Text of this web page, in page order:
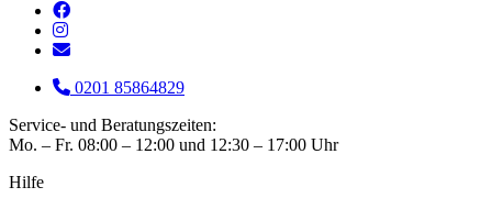
0201 85864829
Service- und Beratungszeiten:
Mo. – Fr. 08:00 – 12:00 und 12:30 – 17:00 Uhr
Hilfe